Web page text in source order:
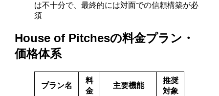
は不十分で、最終的には対面での信頼構築が必
須
House of Pitchesの料金プラン・
価格体系
プラン名
料
金
主要機能
推奨
対象